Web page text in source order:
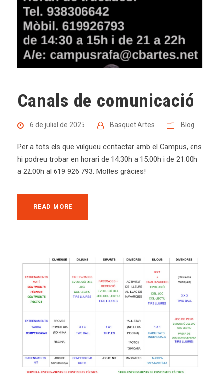
Canals de comunicació
6 de juliol de 2025 Basquet Artes Blog
Per a tots els que vulgueu contactar amb el Campus, ens
hi podreu trobar en horari de 14:30h a 15:00h i de 21:00h
a 22:00h al 619 926 793. Moltes gràcies!
READ MORE